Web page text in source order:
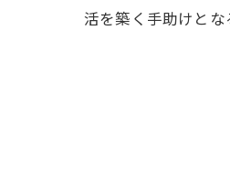
活を築く手助けと